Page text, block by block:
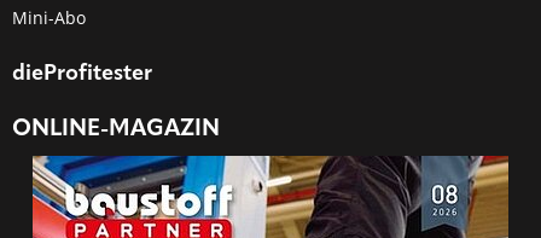
Mini-Abo
dieProfitester
ONLINE-MAGAZIN